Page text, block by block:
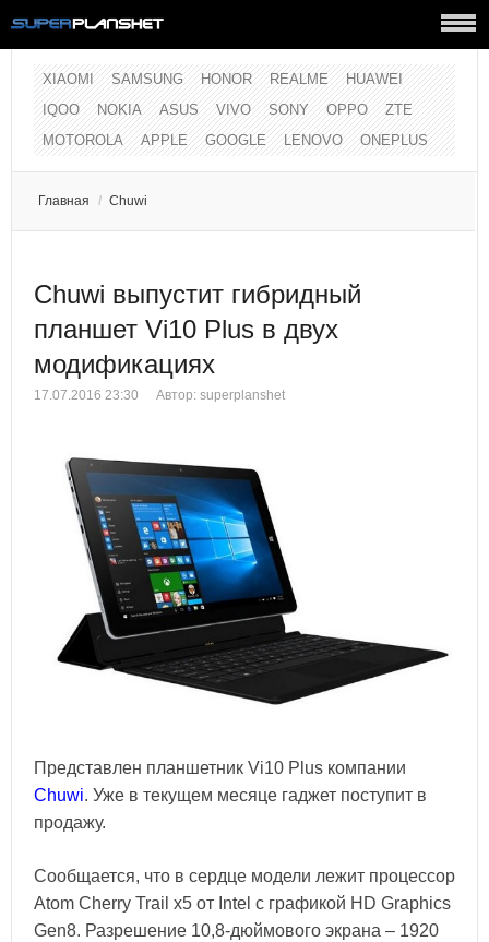
XIAOMI SAMSUNG HONOR REALME
HUAWEI
IQOO
NOKIA ASUS VIVO SONY OPPO
ZTE
MOTOROLA
APPLE GOOGLE LENOVO ONEPLUS
Главная / Chuwi
Chuwi выпустит гибридный
планшет Vi10 Plus в двух
модификациях
17.07.2016 23:30 Автор: superplanshet
Представлен планшетник Vi10 Plus компании
Chuwi. Уже в текущем месяце гаджет поступит в
продажу.
Сообщается, что в сердце модели лежит процессор
Atom Cherry Trail x5 от Intel с графикой HD Graphics
Gen8. Разрешение 10,8-дюймового экрана – 1920